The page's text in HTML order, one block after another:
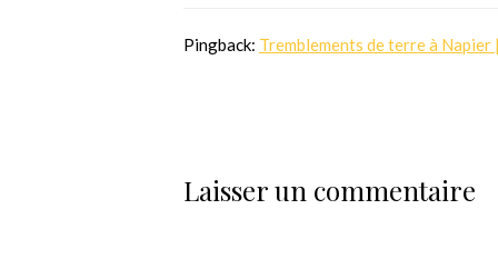
Pingback: Tremblements de terre à Napier
Laisser un commentaire